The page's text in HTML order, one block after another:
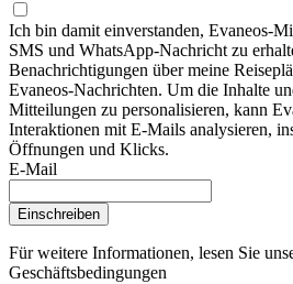
Ich bin damit einverstanden, Evaneos-
SMS und WhatsApp-Nachricht zu
Benachrichtigungen über meine
Evaneos-Nachrichten. Um die Inhalte
Mitteilungen zu personalisieren, kann
Interaktionen mit E-Mails analysieren,
Öffnungen und Klicks.
E-Mail
Einschreiben
Für weitere Informationen, lesen Sie
Geschäftsbedingungen